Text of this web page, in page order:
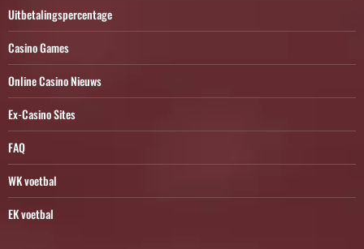
Uitbetalingspercentage
Casino Games
Online Casino Nieuws
Ex-Casino Sites
FAQ
WK voetbal
EK voetbal